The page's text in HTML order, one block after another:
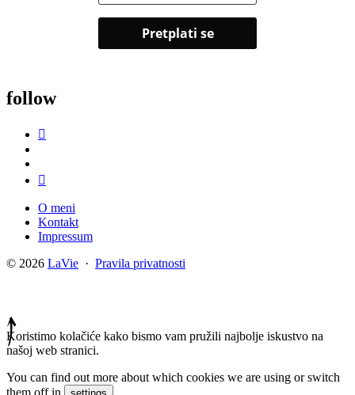
follow
O meni
Kontakt
Impressum
© 2026 LaVie · Pravila privatnosti
Koristimo kolačiće kako bismo vam pružili najbolje iskustvo na
našoj web stranici.
You can find out more about which cookies we are using or switch
them off in